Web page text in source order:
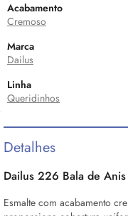
Acabamento
Cremoso
Marca
Dailus
Linha
Queridinhos
Detalhes
Dailus 226 Bala de Anis
Esmalte com acabamento